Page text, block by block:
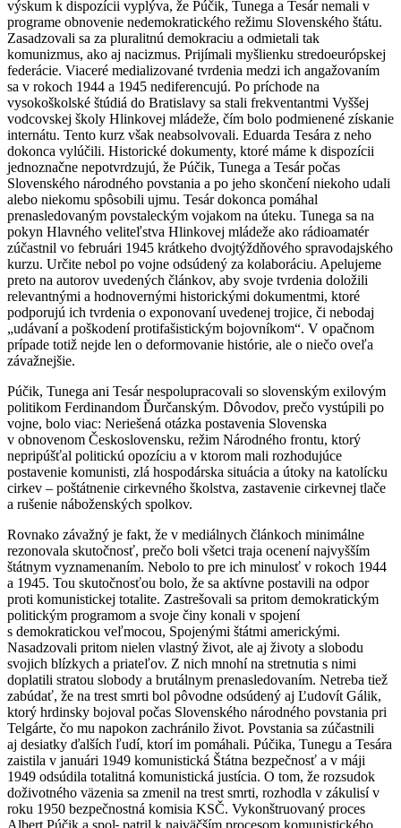
výskum k dispozícii vyplýva, že Púčik, Tunega a Tesár nemali v
programe obnovenie nedemokratického režimu Slovenského štátu.
Zasadzovali sa za pluralitnú demokraciu a odmietali tak
komunizmus, ako aj nacizmus. Prijímali myšlienku stredoeurópskej
federácie. Viaceré medializované tvrdenia medzi ich angažovaním
sa v rokoch 1944 a 1945 nediferencujú. Po príchode na
vysokoškolské štúdiá do Bratislavy sa stali frekventantmi Vyššej
vodcovskej školy Hlinkovej mládeže, čím bolo podmienené získanie
internátu. Tento kurz však neabsolvovali. Eduarda Tesára z neho
dokonca vylúčili. Historické dokumenty, ktoré máme k dispozícii
jednoznačne nepotvrdzujú, že Púčik, Tunega a Tesár počas
Slovenského národného povstania a po jeho skončení niekoho udali
alebo niekomu spôsobili ujmu. Tesár dokonca pomáhal
prenasledovaným povstaleckým vojakom na úteku. Tunega sa na
pokyn Hlavného veliteľstva Hlinkovej mládeže ako rádioamatér
zúčastnil vo februári 1945 krátkeho dvojtýždňového spravodajského
kurzu. Určite nebol po vojne odsúdený za kolaboráciu. Apelujeme
preto na autorov uvedených článkov, aby svoje tvrdenia doložili
relevantnými a hodnovernými historickými dokumentmi, ktoré
podporujú ich tvrdenia o exponovaní uvedenej trojice, či nebodaj
„udávaní a poškodení protifašistickým bojovníkom“. V opačnom
prípade totiž nejde len o deformovanie histórie, ale o niečo oveľa
závažnejšie.
Púčik, Tunega ani Tesár nespolupracovali so slovenským exilovým
politikom Ferdinandom Ďurčanským. Dôvodov, prečo vystúpili po
vojne, bolo viac: Neriešená otázka postavenia Slovenska
v obnovenom Československu, režim Národného frontu, ktorý
nepripúšťal politickú opozíciu a v ktorom mali rozhodujúce
postavenie komunisti, zlá hospodárska situácia a útoky na katolícku
cirkev – poštátnenie cirkevného školstva, zastavenie cirkevnej tlače
a rušenie náboženských spolkov.
Rovnako závažný je fakt, že v mediálnych článkoch minimálne
rezonovala skutočnosť, prečo boli všetci traja ocenení najvyšším
štátnym vyznamenaním. Nebolo to pre ich minulosť v rokoch 1944
a 1945. Tou skutočnosťou bolo, že sa aktívne postavili na odpor
proti komunistickej totalite. Zastrešovali sa pritom demokratickým
politickým programom a svoje činy konali v spojení
s demokratickou veľmocou, Spojenými štátmi americkými.
Nasadzovali pritom nielen vlastný život, ale aj životy a slobodu
svojich blízkych a priateľov. Z nich mnohí na stretnutia s nimi
doplatili stratou slobody a brutálnym prenasledovaním. Netreba tiež
zabúdať, že na trest smrti bol pôvodne odsúdený aj Ľudovít Gálik,
ktorý hrdinsky bojoval počas Slovenského národného povstania pri
Telgárte, čo mu napokon zachránilo život. Povstania sa zúčastnili
aj desiatky ďalších ľudí, ktorí im pomáhali. Púčika, Tunegu a Tesára
zaistila v januári 1949 komunistická Štátna bezpečnosť a v máji
1949 odsúdila totalitná komunistická justícia. O tom, že rozsudok
doživotného väzenia sa zmenil na trest smrti, rozhodla v zákulisí v
roku 1950 bezpečnostná komisia KSČ. Vykonštruovaný proces